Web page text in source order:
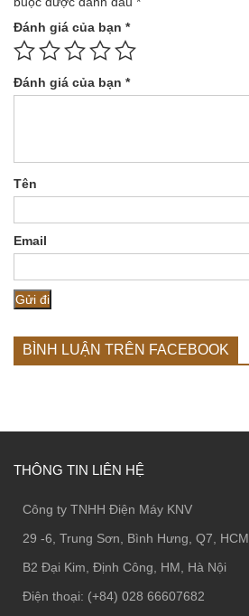
Đánh giá của bạn *
Đánh giá của bạn *
Tên
Email
BÌNH LUẬN TRÊN FACEBOOK
THÔNG TIN LIÊN HỆ
Công ty TNHH Điện Máy KNV
29 -6, Trung Sơn, Bình Hưng, Q7, HCM
B2 Đại Kim, Định Công, HM, Hà Nội
Điện thoại: (+84) 028 66607682